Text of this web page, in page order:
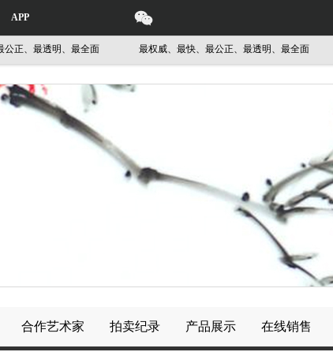
APP
最透明、最全面 最权威、最快、最公正、最透明、最全面
合作艺术家 拍卖纪录 产品展示 在线销售